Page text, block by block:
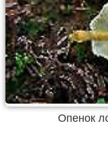
Опенок